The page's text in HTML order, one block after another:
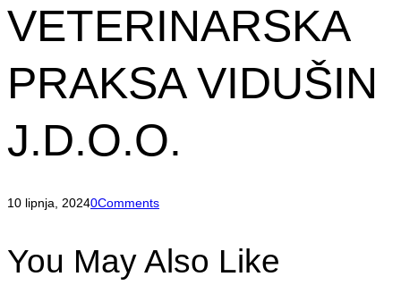
VETERINARSKA
PRAKSA VIDUŠIN
J.D.O.O.
10 lipnja, 20240Comments
You May Also Like